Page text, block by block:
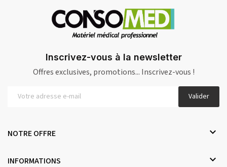
Inscrivez-vous à la newsletter
Offres exclusives, promotions... Inscrivez-vous !
Valider
NOTRE OFFRE 
INFORMATIONS 